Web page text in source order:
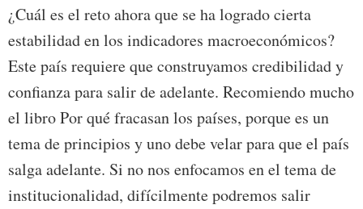
¿Cuál es el reto ahora que se ha logrado cierta
estabilidad en los indicadores macroeconómicos?
Este país requiere que construyamos credibilidad y
confianza para salir de adelante. Recomiendo mucho
el libro Por qué fracasan los países, porque es un
tema de principios y uno debe velar para que el país
salga adelante. Si no nos enfocamos en el tema de
institucionalidad, difícilmente podremos salir